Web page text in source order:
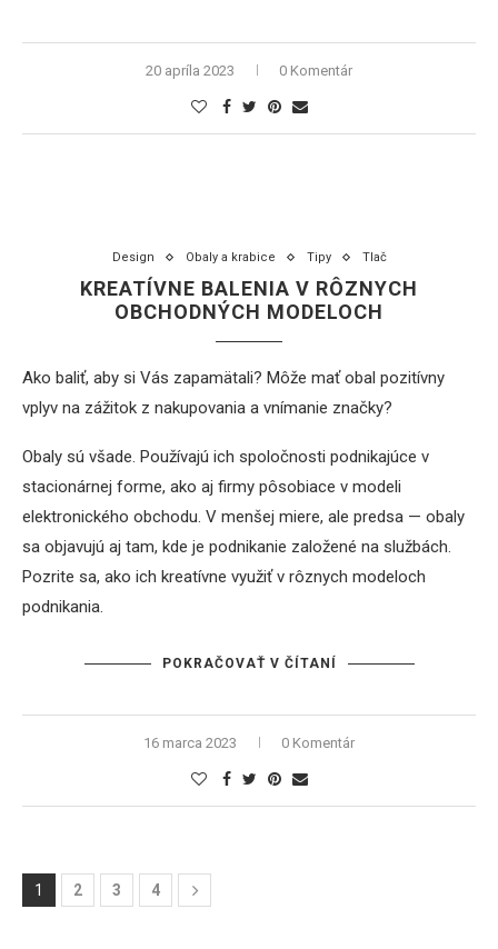
20 apríla 2023 0 Komentár
Design Obaly a krabice Tipy Tlač
KREATÍVNE BALENIA V RÔZNYCH
OBCHODNÝCH MODELOCH
Ako baliť, aby si Vás zapamätali? Môže mať obal pozitívny
vplyv na zážitok z nakupovania a vnímanie značky?
Obaly sú všade. Používajú ich spoločnosti podnikajúce v
stacionárnej forme, ako aj firmy pôsobiace v modeli
elektronického obchodu. V menšej miere, ale predsa — obaly
sa objavujú aj tam, kde je podnikanie založené na službách.
Pozrite sa, ako ich kreatívne využiť v rôznych modeloch
podnikania.
POKRAČOVAŤ V ČÍTANÍ
16 marca 2023 0 Komentár
1 2 3 4